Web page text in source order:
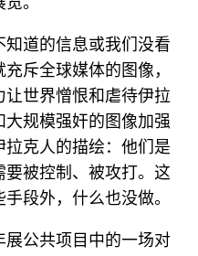
道的信息或我们没看
斥全球媒体的图像，
世界憎恨和虐待伊拉
规模强奸的图像加强
拉克人的描绘：他们是
被控制、被攻打。这
段外，什么也没做。
公共项目中的一场对